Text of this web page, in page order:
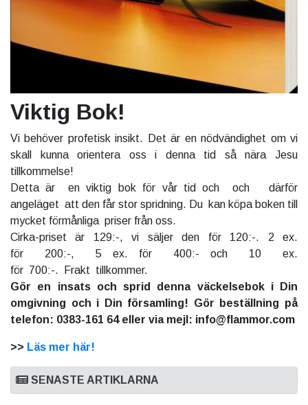
Viktig Bok!
Vi behöver profetisk insikt. Det är en nödvändighet om vi
skall kunna orientera oss i denna tid så nära Jesu
tillkommelse!
Detta är en viktig bok för vår tid och och därför
angeläget att den får stor spridning. Du kan köpa boken till
mycket förmånliga priser från oss.
Cirka-priset är 129:-, vi säljer den för 120:-. 2 ex.
för 200:-, 5 ex. för 400:- och 10 ex.
för 700:-. Frakt tillkommer.
Gör en insats och sprid denna väckelsebok i Din
omgivning och i Din församling! Gör beställning på
telefon: 0383-161 64 eller via mejl: info@flammor.com
>> Läs mer här!
SENASTE ARTIKLARNA